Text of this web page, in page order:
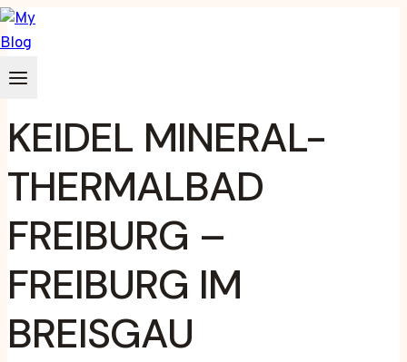
Zum
Inhalt
springen
KEIDEL MINERAL-
THERMALBAD
FREIBURG –
FREIBURG IM
BREISGAU